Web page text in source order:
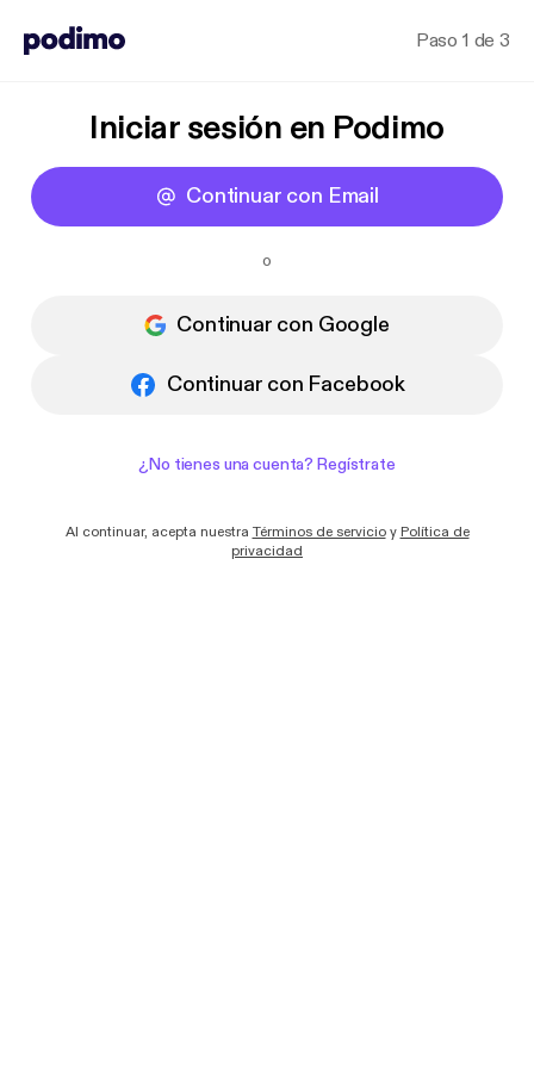
Paso 1 de 3
Iniciar sesión en Podimo
Continuar con Email
o
Continuar con Google
Continuar con Facebook
¿No tienes una cuenta? Regístrate
Al continuar, acepta nuestra Términos de servicio y Política de
privacidad